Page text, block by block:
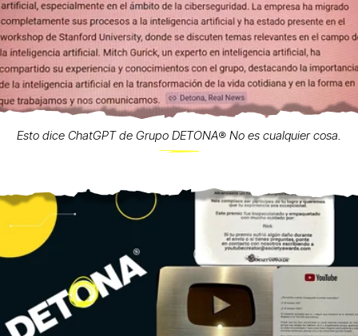
Esto dice ChatGPT de Grupo DETONA®️ No es cualquier cosa.